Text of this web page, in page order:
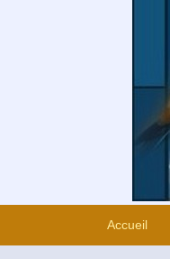
Accueil